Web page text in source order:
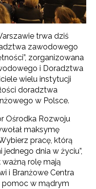
trwa dziś
zawodowego
zorganizowana
i Doradztwa
wielu instytucji
doradztwa
w Polsce.
Ośrodka Rozwoju
maksymę
pracę, którą
dnia w życiu”,
rolę mają
i Branżowe Centra
pomoc w mądrym